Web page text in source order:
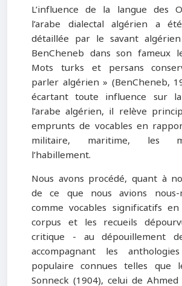
L’influence de la langue des
l’arabe dialectal algérien a
détaillée par le savant
BenCheneb dans son fameux
Mots turks et persans
parler algérien » (BenCheneb,
écartant toute influence sur
l’arabe algérien, il relève
emprunts de vocables en
militaire, maritime, les
l’habillement.
Nous avons procédé, quant à
de ce que nous avions nous-
comme vocables significatifs
corpus et les recueils
critique - au dépouillement
accompagnant les
populaire connues telles que
Sonneck (1904), celui de